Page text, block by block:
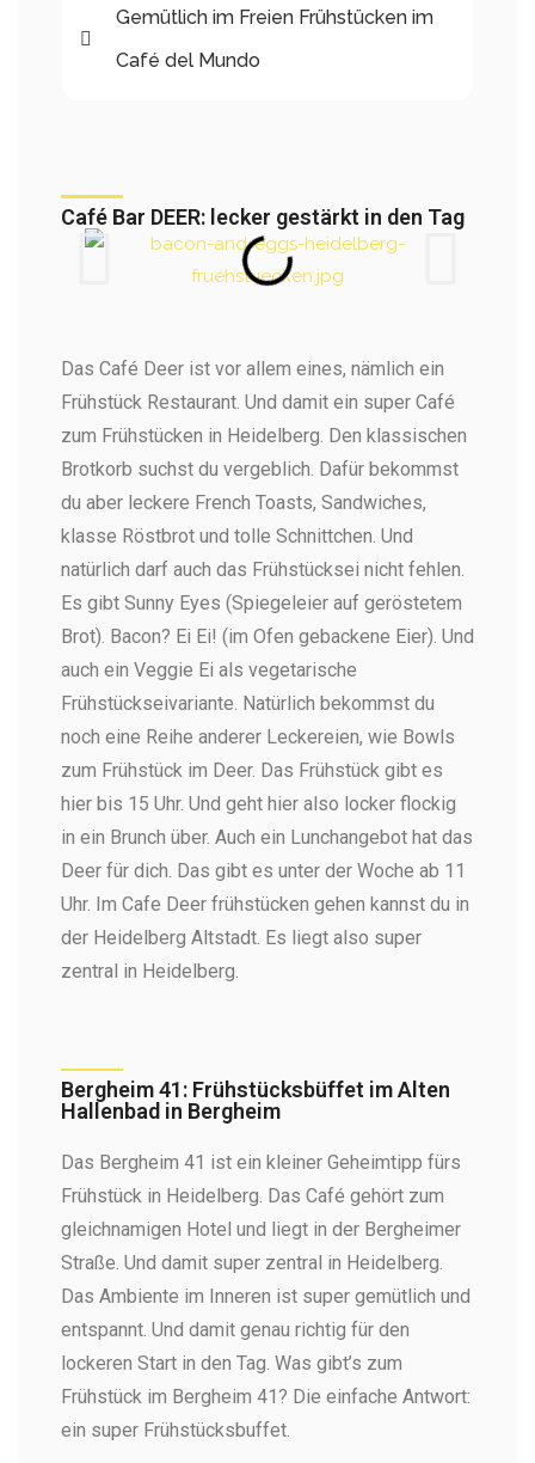
Gemütlich im Freien Frühstücken im
Café del Mundo
Café Bar DEER: lecker gestärkt in den Tag​
Das Café Deer ist vor allem eines, nämlich ein
Frühstück Restaurant. Und damit ein super Café
zum Frühstücken in Heidelberg. Den klassischen
Brotkorb suchst du vergeblich. Dafür bekommst
du aber leckere French Toasts, Sandwiches,
klasse Röstbrot und tolle Schnittchen. Und
natürlich darf auch das Frühstücksei nicht fehlen.
Es gibt Sunny Eyes (Spiegeleier auf geröstetem
Brot). Bacon? Ei Ei! (im Ofen gebackene Eier). Und
auch ein Veggie Ei als vegetarische
Frühstückseivariante. Natürlich bekommst du
noch eine Reihe anderer Leckereien, wie Bowls
zum Frühstück im Deer. Das Frühstück gibt es
hier bis 15 Uhr. Und geht hier also locker flockig
in ein Brunch über. Auch ein Lunchangebot hat das
Deer für dich. Das gibt es unter der Woche ab 11
Uhr. Im Cafe Deer frühstücken gehen kannst du in
der Heidelberg Altstadt. Es liegt also super
zentral in Heidelberg.
Bergheim 41: Frühstücksbüffet im Alten
Hallenbad in Bergheim
Das Bergheim 41 ist ein kleiner Geheimtipp fürs
Frühstück in Heidelberg. Das Café gehört zum
gleichnamigen Hotel und liegt in der Bergheimer
Straße. Und damit super zentral in Heidelberg.
Das Ambiente im Inneren ist super gemütlich und
entspannt. Und damit genau richtig für den
lockeren Start in den Tag. Was gibt’s zum
Frühstück im Bergheim 41? Die einfache Antwort:
ein super Frühstücksbuffet.